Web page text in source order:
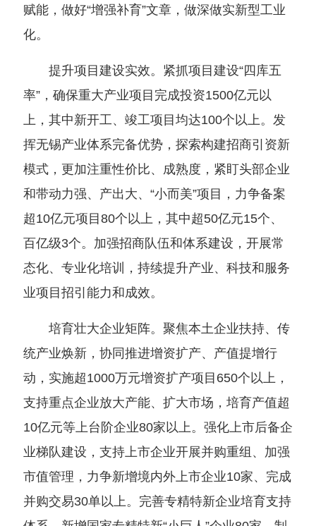
赋能，做好“增强补育”文章，做深做实新型工业
化。
提升项目建设实效。紧抓项目建设“四库五
率”，确保重大产业项目完成投资1500亿元以
上，其中新开工、竣工项目均达100个以上。发
挥无锡产业体系完备优势，探索构建招商引资新
模式，更加注重性价比、成熟度，紧盯头部企业
和带动力强、产出大、“小而美”项目，力争备案
超10亿元项目80个以上，其中超50亿元15个、
百亿级3个。加强招商队伍和体系建设，开展常
态化、专业化培训，持续提升产业、科技和服务
业项目招引能力和成效。
培育壮大企业矩阵。聚焦本土企业扶持、传
统产业焕新，协同推进增资扩产、产值提增行
动，实施超1000万元增资扩产项目650个以上，
支持重点企业放大产能、扩大市场，培育产值超
10亿元等上台阶企业80家以上。强化上市后备企
业梯队建设，支持上市企业开展并购重组、加强
市值管理，力争新增境内外上市企业10家、完成
并购交易30单以上。完善专精特新企业培育支持